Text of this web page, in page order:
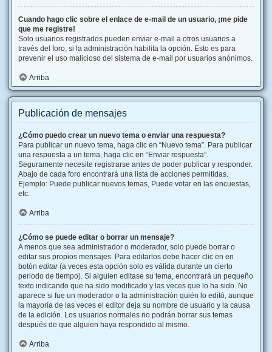
Cuando hago clic sobre el enlace de e-mail de un usuario, ¡me pide
que me registre!
Solo usuarios registrados pueden enviar e-mail a otros usuarios a
través del foro, si la administración habilita la opción. Esto es para
prevenir el uso malicioso del sistema de e-mail por usuarios anónimos.
Arriba
Publicación de mensajes
¿Cómo puedo crear un nuevo tema o enviar una respuesta?
Para publicar un nuevo tema, haga clic en “Nuevo tema”. Para publicar
una respuesta a un tema, haga clic en “Enviar respuesta”.
Seguramente necesite registrarse antes de poder publicar y responder.
Abajo de cada foro encontrará una lista de acciones permitidas.
Ejemplo: Puede publicar nuevos temas, Puede votar en las encuestas,
etc.
Arriba
¿Cómo se puede editar o borrar un mensaje?
A menos que sea administrador o moderador, solo puede borrar o
editar sus propios mensajes. Para editarlos debe hacer clic en en
botón editar(a veces esta opción solo es válida durante un cierto
periodo de tiempo). Si alguien editase su tema, encontrará un pequeño
texto indicando que ha sido modificado y las veces que lo ha sido. No
aparece si fue un moderador o la administración quién lo editó, aunque
la mayoría de las veces el editor deja su nombre de usuario y la causa
de la edición. Los usuarios normales no podrán borrar sus temas
después de que alguien haya respondido al mismo.
Arriba